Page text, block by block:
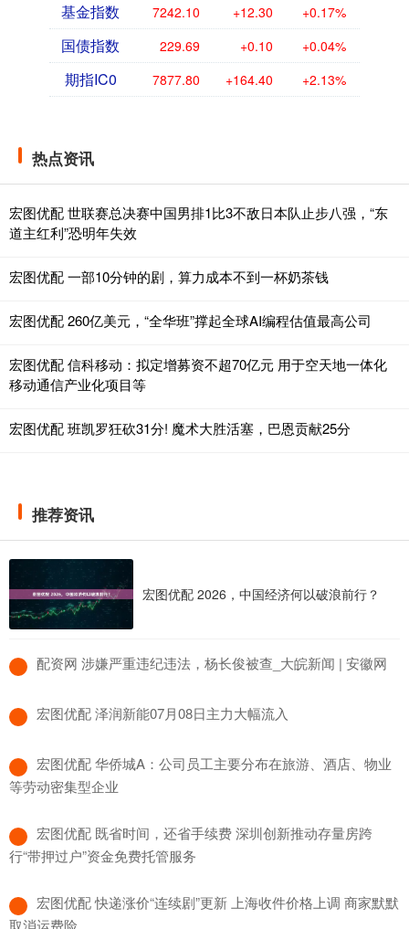
基金指数 7242.10 +12.30 +0.17%
国债指数 229.69 +0.10 +0.04%
期指IC0 7877.80 +164.40 +2.13%
热点资讯
宏图优配 世联赛总决赛中国男排1比3不敌日本队止步八强，“东
道主红利”恐明年失效
宏图优配 一部10分钟的剧，算力成本不到一杯奶茶钱
宏图优配 260亿美元，“全华班”撑起全球AI编程估值最高公司
宏图优配 信科移动：拟定增募资不超70亿元 用于空天地一体化
移动通信产业化项目等
宏图优配 班凯罗狂砍31分! 魔术大胜活塞，巴恩贡献25分
推荐资讯
宏图优配 2026，中国经济何以破浪前行？
​配资网 涉嫌严重违纪违法，杨长俊被查_大皖新闻 | 安徽网
​宏图优配 泽润新能07月08日主力大幅流入
​宏图优配 华侨城A：公司员工主要分布在旅游、酒店、物业
等劳动密集型企业
​宏图优配 既省时间，还省手续费 深圳创新推动存量房跨
行“带押过户”资金免费托管服务
​宏图优配 快递涨价“连续剧”更新 上海收件价格上调 商家默默
取消运费险